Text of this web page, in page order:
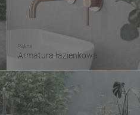
Piękna
Armatura łazienkowa